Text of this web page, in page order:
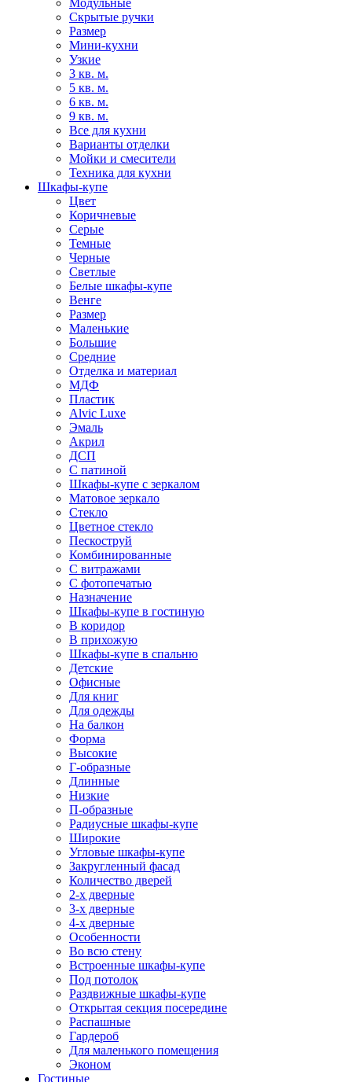
Модульные
Скрытые ручки
Размер
Мини-кухни
Узкие
3 кв. м.
5 кв. м.
6 кв. м.
9 кв. м.
Все для кухни
Варианты отделки
Мойки и смесители
Техника для кухни
Шкафы-купе
Цвет
Коричневые
Серые
Темные
Черные
Светлые
Белые шкафы-купе
Венге
Размер
Маленькие
Большие
Средние
Отделка и материал
МДФ
Пластик
Alvic Luxe
Эмаль
Акрил
ДСП
С патиной
Шкафы-купе с зеркалом
Матовое зеркало
Стекло
Цветное стекло
Пескоструй
Комбинированные
С витражами
С фотопечатью
Назначение
Шкафы-купе в гостиную
В коридор
В прихожую
Шкафы-купе в спальню
Детские
Офисные
Для книг
Для одежды
На балкон
Форма
Высокие
Г-образные
Длинные
Низкие
П-образные
Радиусные шкафы-купе
Широкие
Угловые шкафы-купе
Закругленный фасад
Количество дверей
2-х дверные
3-х дверные
4-х дверные
Особенности
Во всю стену
Встроенные шкафы-купе
Под потолок
Раздвижные шкафы-купе
Открытая секция посередине
Распашные
Гардероб
Для маленького помещения
Эконом
Гостиные